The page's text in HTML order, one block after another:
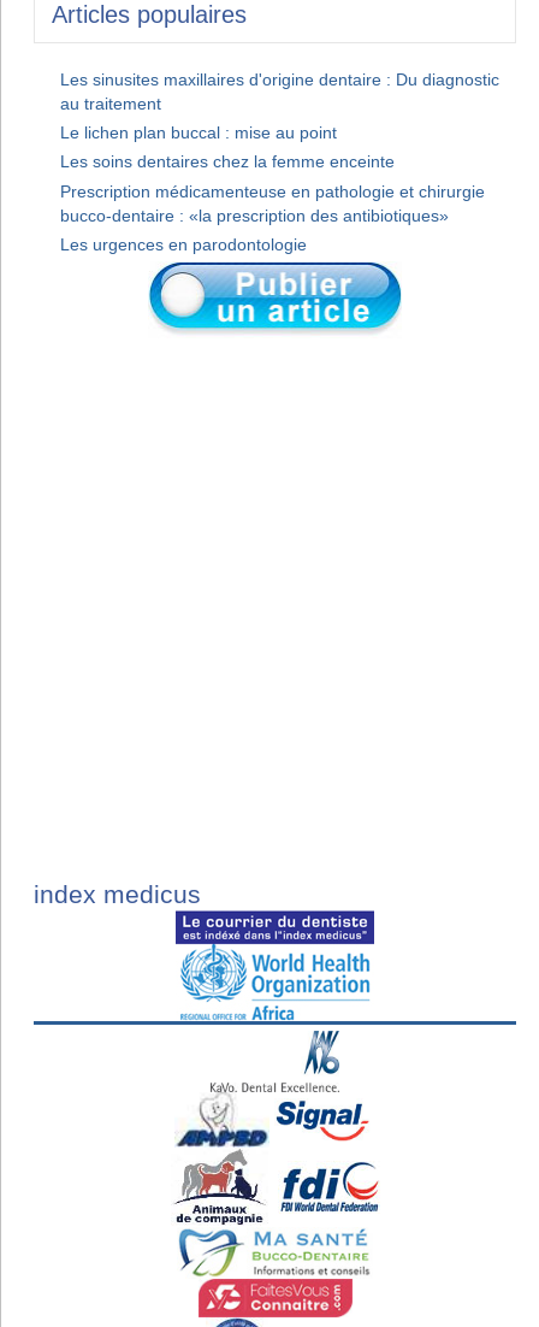
Articles populaires
Les sinusites maxillaires d'origine dentaire : Du diagnostic
au traitement
Le lichen plan buccal : mise au point
Les soins dentaires chez la femme enceinte
Prescription médicamenteuse en pathologie et chirurgie
bucco-dentaire : «la prescription des antibiotiques»
Les urgences en parodontologie
index medicus